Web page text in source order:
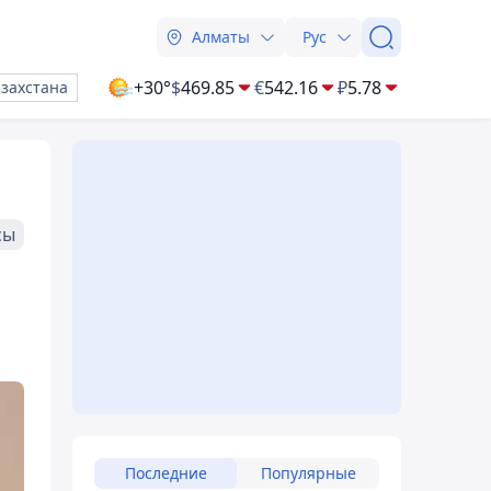
Алматы Рус
+30°$469.85 €542.16 ₽5.78
Последние Популярные